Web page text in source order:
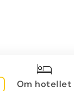
Om hotellet